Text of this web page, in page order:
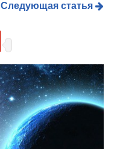
Следующая статья